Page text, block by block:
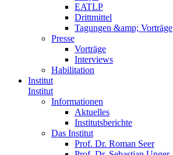
EATLP
Drittmittel
Tagungen &amp; Vorträge
Presse
Vorträge
Interviews
Habilitation
Institut
Institut
Informationen
Aktuelles
Institutsberichte
Das Institut
Prof. Dr. Roman Seer